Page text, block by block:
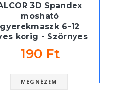
3D Spandex
mosható
gyerekmaszk 6-12
korig - Szörnyes
190 Ft
MEGNÉZEM